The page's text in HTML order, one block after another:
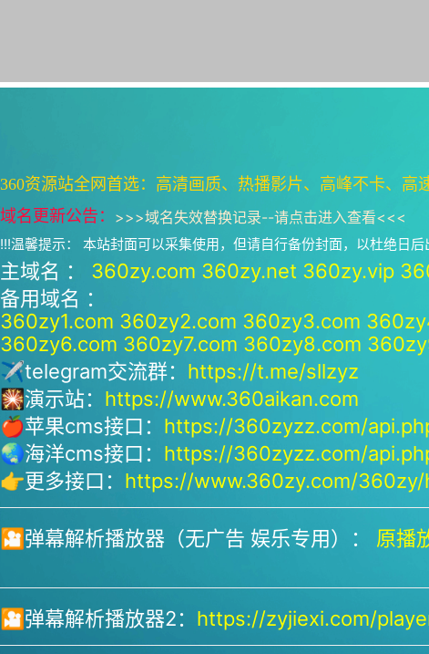
360资源站全网首选：高清画质、热播影片、高峰不卡、高
域名更新公告： >>>域名失效替换记录--请点击进入查看<<<
!!!温馨提示： 本站封面可以采集使用，但请自行备份封面，以杜绝日后
主域名 ： 360zy.com 360zy.net 360zy.vip
备用域名 ：
360zy1.com 360zy2.com 360zy3.com
360zy6.com 360zy7.com 360zy8.com
✈telegram交流群： https://t.me/sllzyz
🎇演示站： https://www.360aikan.com
🍎苹果cms接口： https://360zyzz.com/
🌏海洋cms接口： https://360zyzz.com/
👉更多接口： https://www.360zy.com/360zy/
🎦弹幕解析播放器（无广告 娱乐专用）： 原播
🎦弹幕解析播放器2： https://zyjiexi.com/